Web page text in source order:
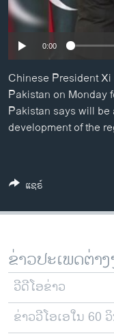
ຊຸມຊົນຊາວລາວ
ວິທະຍາສາດ-ເທັກໂນໂລຈີ
ທຸລະກິດ
ພາສາອັງກິດ
ວີດີໂອ
ລາຍງານ
ຕິດຕາມພວກເຮົາ ທີ່
0:00
Chinese President
Pakistan on Monday
Pakistan says will
development of the
ແຊຣ໌
ຂ່າວປະເພດຕ່າ
ວີດີໂອຂ່າວ
ຂ່າວວີໂອເອໃນ 60